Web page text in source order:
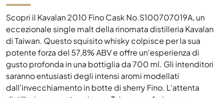
Scopri il Kavalan 2010 Fino Cask No.S100707019A, un
eccezionale single malt della rinomata distilleria Kavalan
di Taiwan. Questo squisito whisky colpisce per la sua
potente forza del 57,8% ABV e offre un'esperienza di
gusto profonda in una bottiglia da 700 ml. Gli intenditori
saranno entusiasti degli intensi aromi modellati
dall'invecchiamento in botte di sherry Fino. L'attenta